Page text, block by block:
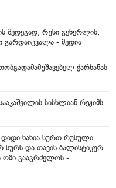
შედეგად, რუსი გენერლის,
გარდაიცვალა - მედია
ქარხანას
სისხლიან რეჟიმს -
დიდი ხანია სურთ რუსული
და თავის ბალისტიკურ
ომი გააგრძელოს -